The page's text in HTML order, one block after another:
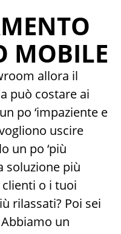
MOBILE
allora il
può costare ai
po ‘impaziente e
uscire
un po ‘più
soluzione più
o i tuoi
rilassati? Poi sei
un